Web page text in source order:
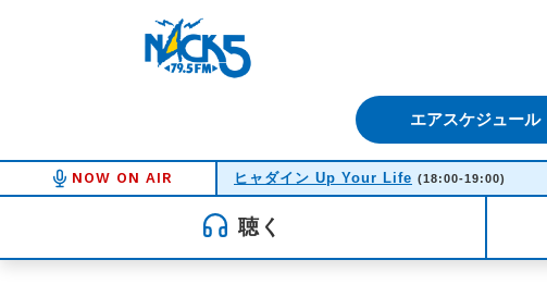
エアスケジュール
NOW ON AIR ヒャダイン Up Your Life (18:00-19:00)
聴く